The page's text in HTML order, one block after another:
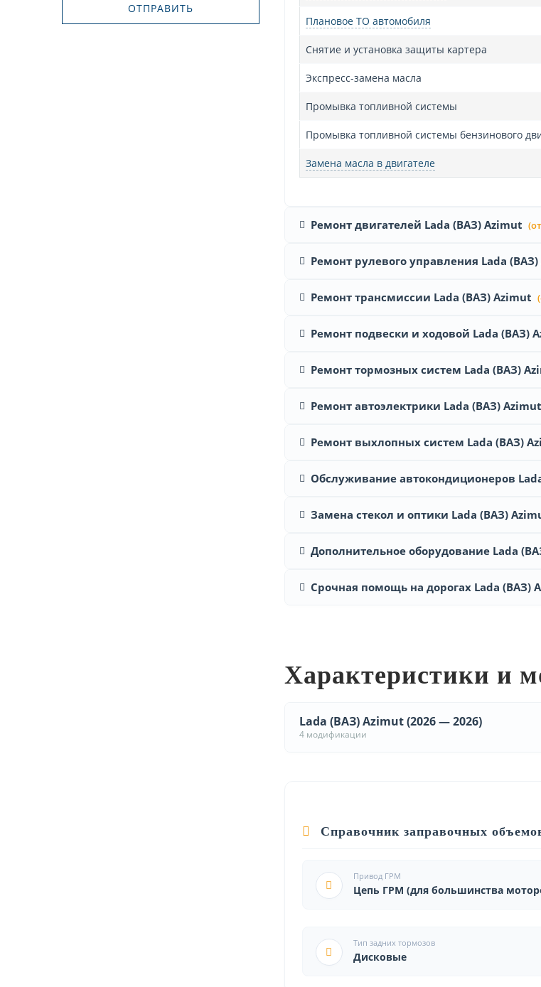
Плановое ТО автомобиля
Снятие и установка защиты картера
Экспресс-замена масла
Промывка топливной системы
Промывка топливной системы бензинового
Замена масла в двигателе
Ремонт двигателей Lada (ВАЗ) Azimut
Ремонт рулевого управления Lada
Ремонт трансмиссии Lada (ВАЗ) Azimut
Ремонт подвески и ходовой Lada (ВАЗ)
Ремонт тормозных систем Lada (ВАЗ)
Ремонт автоэлектрики Lada (ВАЗ) Azimut
Ремонт выхлопных систем Lada (ВАЗ)
Обслуживание автокондиционеров
Замена стекол и оптики Lada (ВАЗ)
Дополнительное оборудование Lada
Срочная помощь на дорогах Lada (ВАЗ)
Характеристики и
Lada (ВАЗ) Azimut (2026 — 2026)
4 модификации
Справочник заправочных
Привод ГРМ
Цепь ГРМ (для большинства
Тип задних тормозов
Дисковые